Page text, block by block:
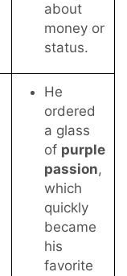
about
money or
status.
He
ordered
a glass
of purple
passion,
which
quickly
became
his
favorite